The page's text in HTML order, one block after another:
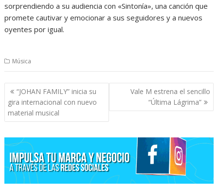
sorprendiendo a su audiencia con «Sintonía», una canción que
promete cautivar y emocionar a sus seguidores y a nuevos
oyentes por igual.
Música
Navegación
de
entradas
“JOHAN FAMILY” inicia su
gira internacional con nuevo
material musical
Vale M estrena el sencillo
“Última Lágrima”